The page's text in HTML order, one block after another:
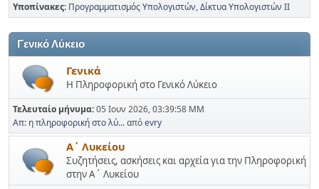
Υποπίνακες Προγραμματισμός Υπολογιστών Δίκτυα Υπολογιστών ΙΙ
Γενικό Λύκειο
Γενικά
Η Πληροφορική στο Γενικό Λύκειο
Τελευταίο μήνυμα:05 Ιουν 2026, 03:39:58 ΜΜ
Απ: η πληροφορική στο λύ...απόevry
Α΄ Λυκείου
Συζητήσεις, ασκήσεις και αρχεία για την Πληροφορική
στην Α΄ Λυκείου